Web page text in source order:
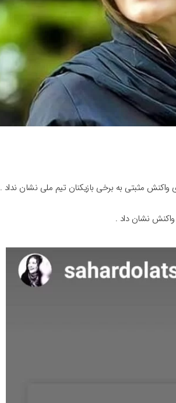
مثبتی به برخی بازیکنان تیم ملی نشان نداد .
واکنش نشان داد .